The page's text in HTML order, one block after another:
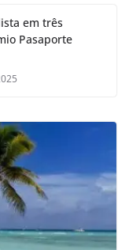
em três
Pasaporte